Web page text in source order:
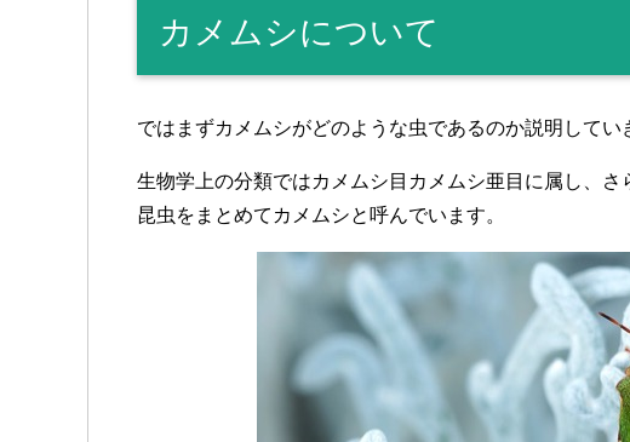
カメムシについて
ではまずカメムシがどのような虫であるのか説明してい
生物学上の分類ではカメムシ目カメムシ亜目に属し、
昆虫をまとめてカメムシと呼んでいます。